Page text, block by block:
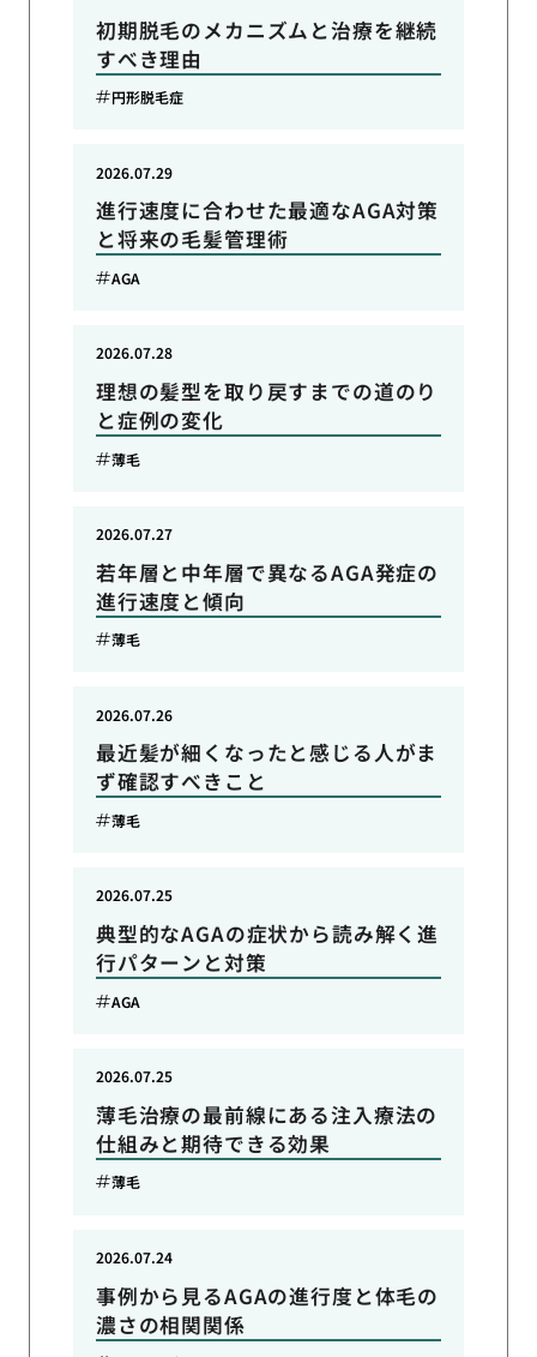
初期脱毛のメカニズムと治療を継続
すべき理由
円形脱毛症
進行速度に合わせた最適なAGA対策
と将来の毛髪管理術
2026.07.29
AGA
理想の髪型を取り戻すまでの道のり
と症例の変化
2026.07.28
薄毛
若年層と中年層で異なるAGA発症の
進行速度と傾向
2026.07.27
薄毛
最近髪が細くなったと感じる人がま
ず確認すべきこと
2026.07.26
薄毛
典型的なAGAの症状から読み解く進
行パターンと対策
2026.07.25
AGA
薄毛治療の最前線にある注入療法の
仕組みと期待できる効果
2026.07.25
薄毛
事例から見るAGAの進行度と体毛の
濃さの相関関係
2026.07.24